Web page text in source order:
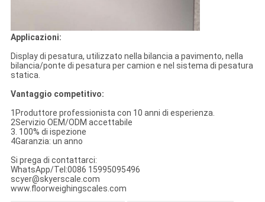
Applicazioni:
Display di pesatura, utilizzato nella bilancia a pavimento, nella
bilancia/ponte di pesatura per camion e nel sistema di pesatura
statica.
Vantaggio competitivo:
1Produttore professionista con 10 anni di esperienza.
2Servizio OEM/ODM accettabile
3. 100% di ispezione
4Garanzia: un anno
Si prega di contattarci:
WhatsApp/Tel:0086 15995095496
scyer@skyerscale.com
www.floorweighingscales.com